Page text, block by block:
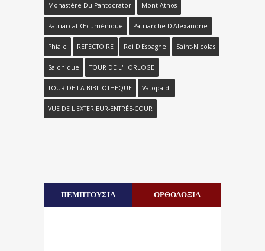
Monastère Du Pantocrator Mont Athos
Patriarcat Œcuménique Patriarche D'Alexandrie
Phiale REFECTOIRE Roi D'Espagne Saint-Nicolas
Salonique TOUR DE L'HORLOGE
TOUR DE LA BIBLIOTHEQUE Vatopaidi
VUE DE L'EXTERIEUR-ENTRÉE-COUR
ΠΕΜΠΤΟΥΣΙΑ ΟΡΘΟΔΟΞΙΑ